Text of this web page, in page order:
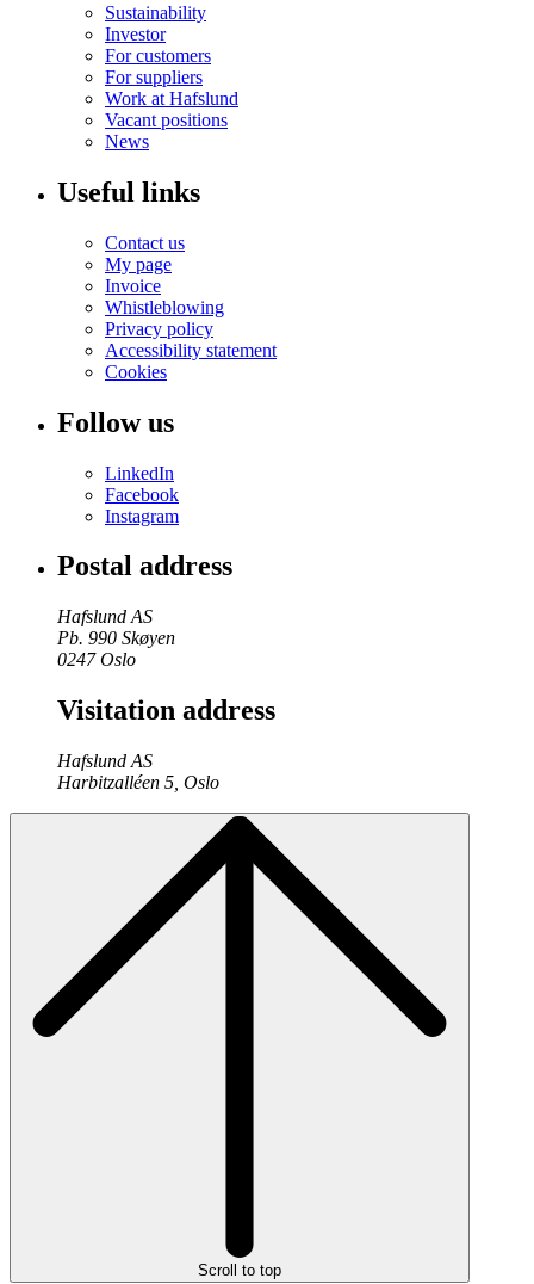
Sustainability
Investor
For customers
For suppliers
Work at Hafslund
Vacant positions
News
Useful links
Contact us
My page
Invoice
Whistleblowing
Privacy policy
Accessibility statement
Cookies
Follow us
LinkedIn
Facebook
Instagram
Postal address
Hafslund AS
Pb. 990 Skøyen
0247 Oslo
Visitation address
Hafslund AS
Harbitzalléen 5, Oslo
Scroll to top